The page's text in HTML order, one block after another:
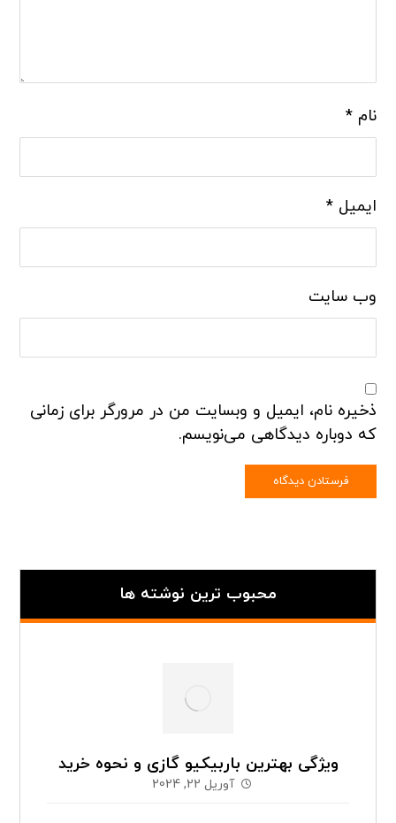
نام*
ایمیل*
وب‌ سایت
ذخیره نام، ایمیل و وبسایت من در مرورگر برای زمانی
که دوباره دیدگاهی می‌نویسم.
محبوب ترین نوشته ها
ویژگی بهترین باربیکیو گازی و نحوه خرید
آوریل 22, 2024